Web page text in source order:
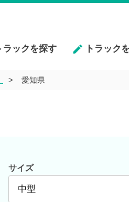
ラックを探す トラック
愛知県
サイズ